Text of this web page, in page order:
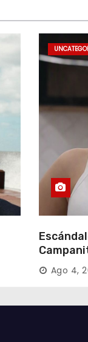
Solange,
al Big
Ago 4,